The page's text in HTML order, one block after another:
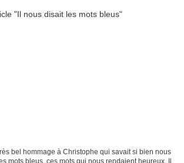
bel hommage à Christophe qui savait si bien nous
mots bleus, ces mots qui nous rendaient heureux. Il